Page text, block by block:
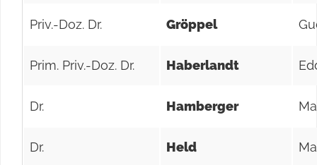
Priv.-Doz. Dr. Gröppel
Prim. Priv.-Doz. Dr. Haberlandt
Dr. Hamberger
Dr. Held